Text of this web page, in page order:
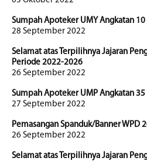
Sumpah Apoteker UMY Angkatan 10
28 September 2022
Selamat atas Terpilihnya Jajaran
Periode 2022-2026
26 September 2022
Sumpah Apoteker UMP Angkatan 35
27 September 2022
Pemasangan Spanduk/Banner WPD
26 September 2022
Selamat atas Terpilihnya Jajaran